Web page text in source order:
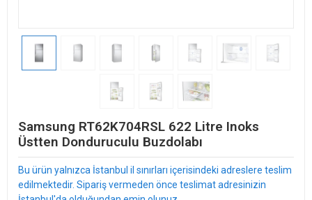
Samsung RT62K704RSL 622 Litre Inoks
Üstten Donduruculu Buzdolabı
Bu ürün yalnızca İstanbul il sınırları içerisindeki adreslere teslim
edilmektedir. Sipariş vermeden önce teslimat adresinizin